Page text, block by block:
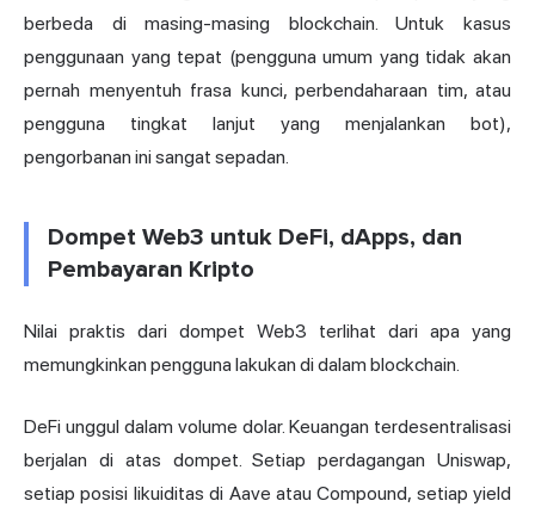
berbeda di masing-masing blockchain. Untuk kasus
penggunaan yang tepat (pengguna umum yang tidak akan
pernah menyentuh frasa kunci, perbendaharaan tim, atau
pengguna tingkat lanjut yang menjalankan bot),
pengorbanan ini sangat sepadan.
Dompet Web3 untuk DeFi, dApps, dan
Pembayaran Kripto
Nilai praktis dari dompet Web3 terlihat dari apa yang
memungkinkan pengguna lakukan di dalam blockchain.
DeFi unggul dalam volume dolar. Keuangan terdesentralisasi
berjalan di atas dompet. Setiap perdagangan Uniswap,
setiap posisi likuiditas di Aave atau Compound, setiap yield